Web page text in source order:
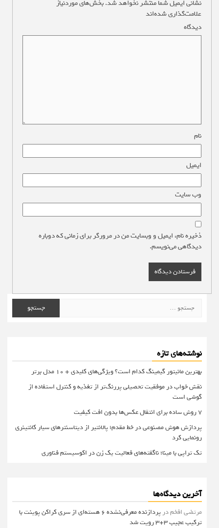
نشانی ایمیل شما منتشر نخواهد شد.بخش‌های موردنیاز
علامت‌گذاری شده‌اند
دیدگاه
نام
ایمیل
وب‌ سایت
ذخیره نام، ایمیل و وبسایت من در مرورگر برای زمانی که دوباره
دیدگاهی می‌نویسم.
برای:
نوشته‌های تازه
بهترین مانیتور گیمینگ کدام است؟ ویژگی‌های کلیدی + 10 مدل برتر
نقش خواب در موفقیت تحصیلی پررنگ‌تر از تغذیه و کنترل استفاده از
گوشی است
۷ روش ساده برای انتقال عکس‌ها بدون افت کیفیت
پردازش هوش مصنوعی در خط مقدم؛ پالانتیر از دیتاسنترهای سیار کانتینری
رونمایی کرد
تک تراپی با مینا؛ ناگفته‌های فعالیت یک زن در اکوسیستم فناوری
آخرین دیدگاه‌ها
مرتضی افخمدر
پردازنده معرفی‌نشده 6 هسته‌ای از سری کراکن پوینت با
ترکیب عجیب 3+3 رویت شد